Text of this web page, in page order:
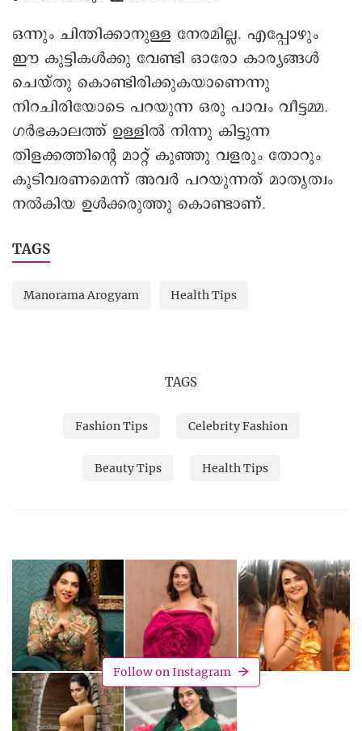
ഒന്നും ചിന്തിക്കാനുള്ള നേരമില്ല. എപ്പോഴും
ഈ കുട്ടികൾക്കു വേണ്ടി ഒാരോ കാര്യങ്ങൾ
ചെയ്തു കൊണ്ടിരിക്കുകയാണെന്നു
നിറചിരിയോടെ പറയുന്ന ഒരു പാവം വീട്ടമ്മ.
ഗർഭകാലത്ത് ഉള്ളിൽ നിന്നു കിട്ടുന്ന
തിളക്കത്തിന്റെ മാറ്റ് കുഞ്ഞു വളരും തോറും
കൂടിവരണമെന്ന് അവർ പറയുന്നത് മാതൃത്വം
നൽകിയ ഉൾക്കരുത്തു കൊണ്ടാണ്.
TAGS
Manorama Arogyam Health Tips
TAGS
Fashion Tips Celebrity Fashion
Beauty Tips Health Tips
Follow on Instagram